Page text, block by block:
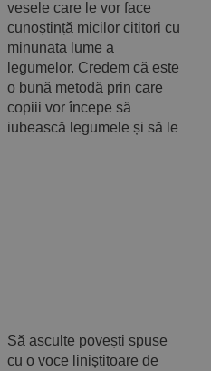
vesele care le vor face
cunoștință micilor cititori cu
minunata lume a
legumelor. Credem că este
o bună metodă prin care
copiii vor începe să
iubească legumele și să le
Să asculte povești spuse
cu o voce liniștitoare de